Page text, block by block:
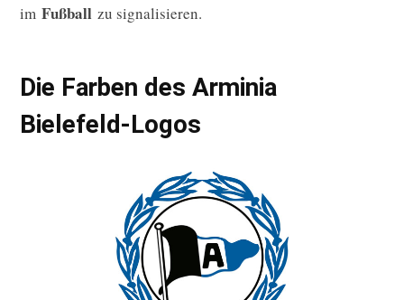
im Fußball zu signalisieren.
Die Farben des Arminia
Bielefeld-Logos